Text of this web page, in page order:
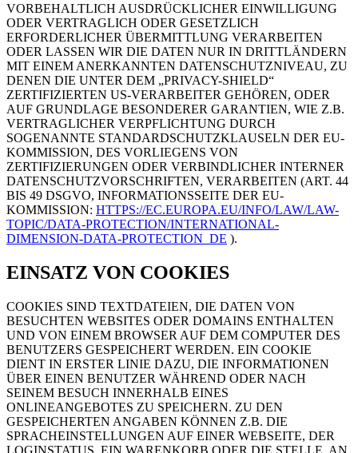
VORBEHALTLICH AUSDRÜCKLICHER EINWILLIGUNG
ODER VERTRAGLICH ODER GESETZLICH
ERFORDERLICHER ÜBERMITTLUNG VERARBEITEN
ODER LASSEN WIR DIE DATEN NUR IN DRITTLÄNDERN
MIT EINEM ANERKANNTEN DATENSCHUTZNIVEAU, ZU
DENEN DIE UNTER DEM „PRIVACY-SHIELD“
ZERTIFIZIERTEN US-VERARBEITER GEHÖREN, ODER
AUF GRUNDLAGE BESONDERER GARANTIEN, WIE Z.B.
VERTRAGLICHER VERPFLICHTUNG DURCH
SOGENANNTE STANDARDSCHUTZKLAUSELN DER EU-
KOMMISSION, DES VORLIEGENS VON
ZERTIFIZIERUNGEN ODER VERBINDLICHER INTERNER
DATENSCHUTZVORSCHRIFTEN, VERARBEITEN (ART. 44
BIS 49 DSGVO, INFORMATIONSSEITE DER EU-
KOMMISSION: HTTPS://EC.EUROPA.EU/INFO/LAW/LAW-
TOPIC/DATA-PROTECTION/INTERNATIONAL-
DIMENSION-DATA-PROTECTION_DE ).
EINSATZ VON COOKIES
COOKIES SIND TEXTDATEIEN, DIE DATEN VON
BESUCHTEN WEBSITES ODER DOMAINS ENTHALTEN
UND VON EINEM BROWSER AUF DEM COMPUTER DES
BENUTZERS GESPEICHERT WERDEN. EIN COOKIE
DIENT IN ERSTER LINIE DAZU, DIE INFORMATIONEN
ÜBER EINEN BENUTZER WÄHREND ODER NACH
SEINEM BESUCH INNERHALB EINES
ONLINEANGEBOTES ZU SPEICHERN. ZU DEN
GESPEICHERTEN ANGABEN KÖNNEN Z.B. DIE
SPRACHEINSTELLUNGEN AUF EINER WEBSEITE, DER
LOGINSTATUS, EIN WARENKORB ODER DIE STELLE, AN